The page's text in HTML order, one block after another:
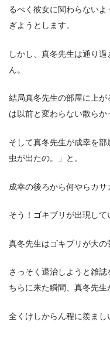
るべく彼女に関わらない
ぎようとします。
しかし、真冬先生は通り
ん。
結局真冬先生の部屋に上
は以前と変わらない散らか
そして真冬先生が成幸を部
虫が出たの。」と。
成幸の後ろから何やらカサ
そう！ゴキブリが出現して
真冬先生はゴキブリが大の
さっそく退治しようと雑
ちらに来た瞬間、真冬先生
全くけしからん程に羨まし